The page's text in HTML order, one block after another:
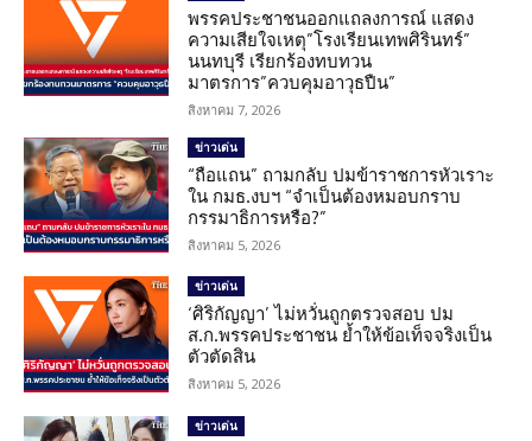
พรรคประชาชนออกแถลงการณ์ แสดง
ความเสียใจเหตุ”โรงเรียนเทพศิรินทร์”
นนทบุรี เรียกร้องทบทวน
มาตรการ”ควบคุมอาวุธปืน”
สิงหาคม 7, 2026
ข่าวเด่น
“ถือแถน” ถามกลับ ปมข้าราชการหัวเราะ
ใน กมธ.งบฯ “จำเป็นต้องหมอบกราบ
กรรมาธิการหรือ?”
สิงหาคม 5, 2026
ข่าวเด่น
‘ศิริกัญญา’ ไม่หวั่นถูกตรวจสอบ ปม
ส.ก.พรรคประชาชน ย้ำให้ข้อเท็จจริงเป็น
ตัวตัดสิน
สิงหาคม 5, 2026
ข่าวเด่น